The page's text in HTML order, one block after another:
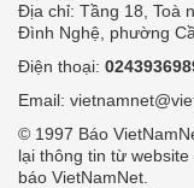
Địa chỉ: Tầng 18, Toà
Đình Nghệ, phường
Điện thoại:
Email:
© 1997 Báo
lại thông tin từ
báo VietNamNet.